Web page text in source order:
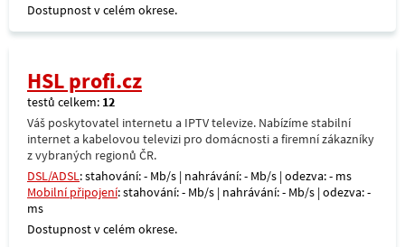
Dostupnost v celém okrese.
HSL profi.cz
testů celkem: 12
Váš poskytovatel internetu a IPTV televize. Nabízíme stabilní
internet a kabelovou televizi pro domácnosti a firemní zákazníky
z vybraných regionů ČR.
DSL/ADSL: stahování: - Mb/s | nahrávání: - Mb/s | odezva: - ms
Mobilní připojení: stahování: - Mb/s | nahrávání: - Mb/s | odezva: -
ms
Dostupnost v celém okrese.